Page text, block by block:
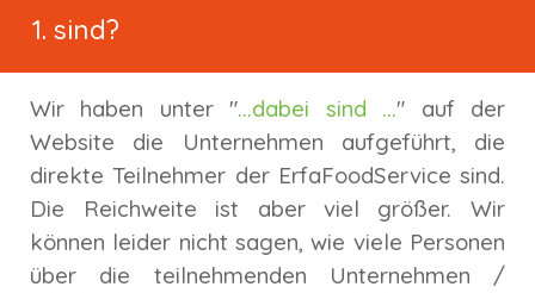
sind?
Wir haben unter "...dabei sind ..." auf der
Website die Unternehmen aufgeführt, die
direkte Teilnehmer der ErfaFoodService sind.
Die Reichweite ist aber viel größer. Wir
können leider nicht sagen, wie viele Personen
über die teilnehmenden Unternehmen /